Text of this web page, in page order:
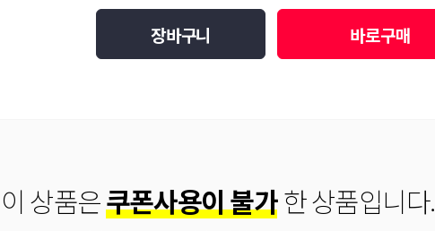
장바구니 바로구매
이 상품은쿠폰사용이 불가한 상품입니다.